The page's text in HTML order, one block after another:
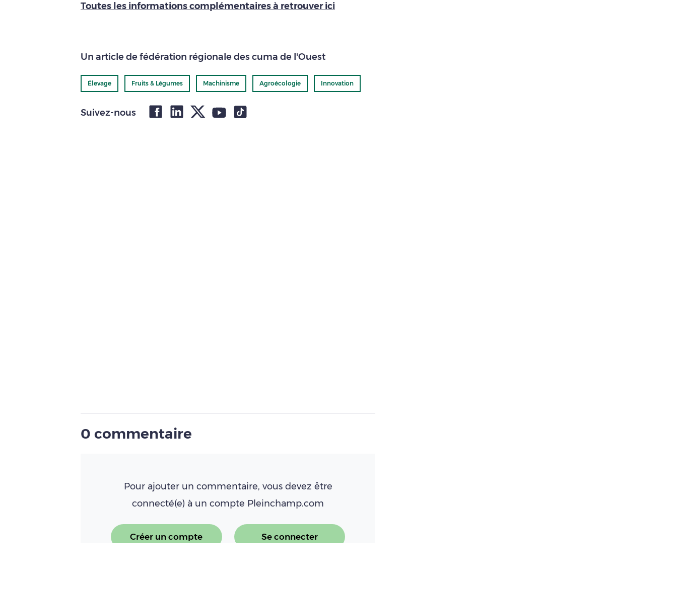
Toutes les informations complémentaires à retrouver ici
Un article de fédération régionale des cuma de l'Ouest
Élevage Fruits & Légumes Machinisme Agroécologie Innovation
Suivez-nous
0 commentaire
Pour ajouter un commentaire, vous devez être
connecté(e) à un compte Pleinchamp.com
Créer un compte Se connecter